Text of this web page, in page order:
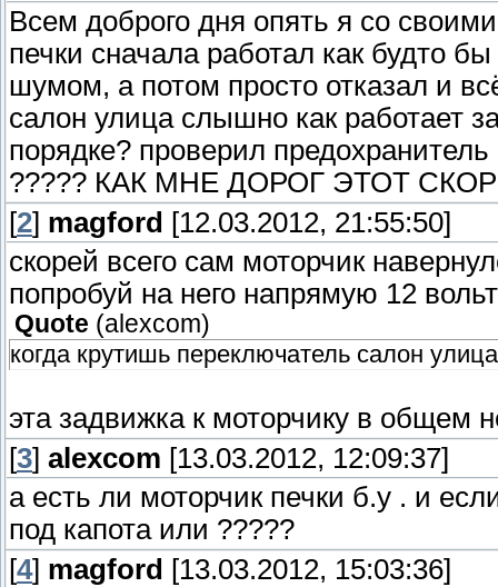
Всем доброго дня опять я со
печки сначала работал как будто
шумом, а потом просто отказал и
салон улица слышно как работает
порядке? проверил
????? КАК МНЕ ДОРОГ ЭТОТ
[2] magford [12.03.2012, 21:55:50]
скорей всего сам моторчик
попробуй на него напрямую 12
Quote (alexcom)
когда крутишь переключатель салон
эта задвижка к моторчику в общем
[3] alexcom [13.03.2012, 12:09:37]
а есть ли моторчик печки б.у . и
под капота или ?????
[4] magford [13.03.2012, 15:03:36]